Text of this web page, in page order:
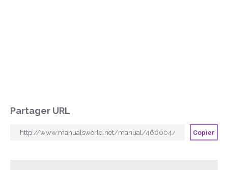
Partager URL
Copier